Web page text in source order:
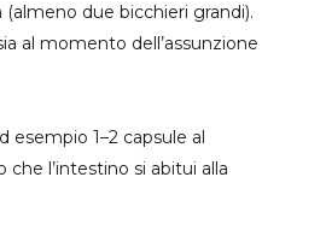
due bicchieri grandi).
al momento dell’assunzione
esempio 1–2 capsule al
l’intestino si abitui alla